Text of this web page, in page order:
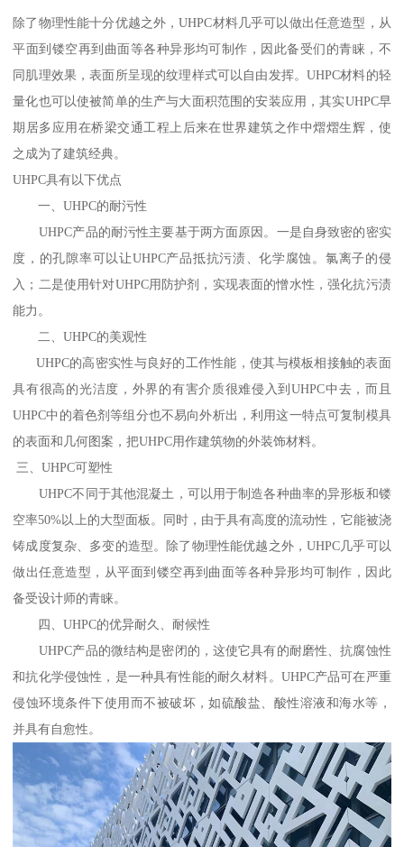
除了物理性能十分优越之外，UHPC材料几乎可以做出任意造型，从
平面到镂空再到曲面等各种异形均可制作，因此备受们的青睐，不
同肌理效果，表面所呈现的纹理样式可以自由发挥。UHPC材料的轻
量化也可以使被简单的生产与大面积范围的安装应用，其实UHPC早
期居多应用在桥梁交通工程上后来在世界建筑之作中熠熠生辉，使
之成为了建筑经典。
UHPC具有以下优点
一、UHPC的耐污性
UHPC产品的耐污性主要基于两方面原因。一是自身致密的密实
度，的孔隙率可以让UHPC产品抵抗污渍、化学腐蚀。氯离子的侵
入；二是使用针对UHPC用防护剂，实现表面的憎水性，强化抗污渍
能力。
二、UHPC的美观性
UHPC的高密实性与良好的工作性能，使其与模板相接触的表面
具有很高的光洁度，外界的有害介质很难侵入到UHPC中去，而且
UHPC中的着色剂等组分也不易向外析出，利用这一特点可复制模具
的表面和几何图案，把UHPC用作建筑物的外装饰材料。
三、UHPC可塑性
UHPC不同于其他混凝土，可以用于制造各种曲率的异形板和镂
空率50%以上的大型面板。同时，由于具有高度的流动性，它能被浇
铸成度复杂、多变的造型。除了物理性能优越之外，UHPC几乎可以
做出任意造型，从平面到镂空再到曲面等各种异形均可制作，因此
备受设计师的青睐。
四、UHPC的优异耐久、耐候性
UHPC产品的微结构是密闭的，这使它具有的耐磨性、抗腐蚀性
和抗化学侵蚀性，是一种具有性能的耐久材料。UHPC产品可在严重
侵蚀环境条件下使用而不被破坏，如硫酸盐、酸性溶液和海水等，
并具有自愈性。